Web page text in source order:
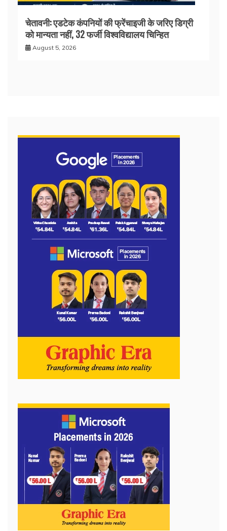
चेतावनी: एडटेक कंपनियों की फ्रेंचाइजी के जरिए डिग्री
को मान्यता नहीं, 32 फर्जी विश्वविद्यालय चिन्हित
August 5, 2026